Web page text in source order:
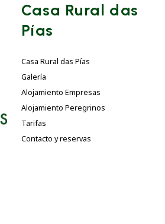
Casa Rural das
Pías
Casa Rural das Pías
Galería
Alojamiento Empresas
Alojamiento Peregrinos
Tarifas
Contacto y reservas